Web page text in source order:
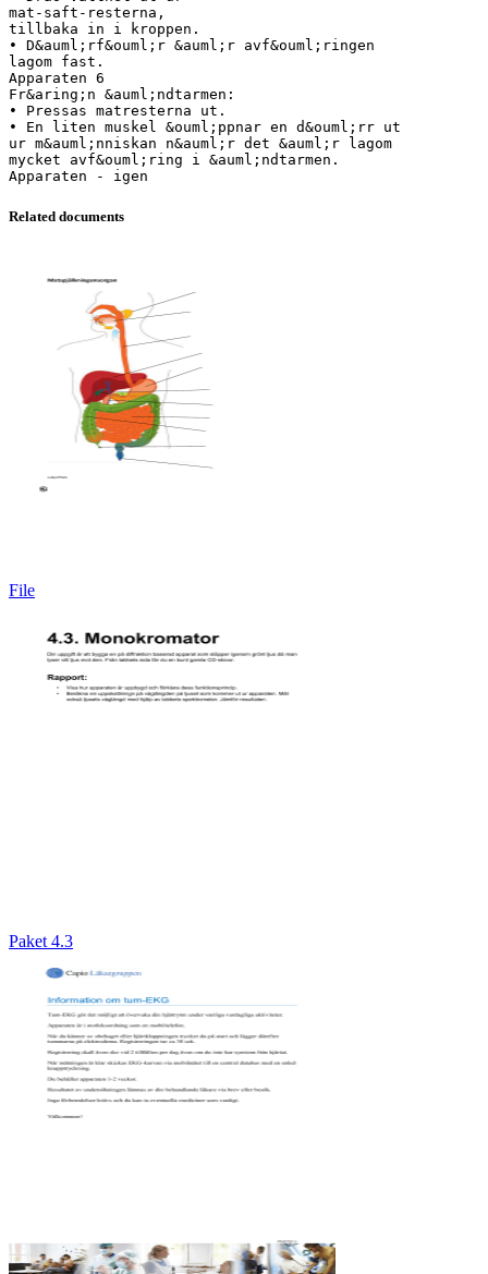
mat-saft-resterna,
tillbaka in i kroppen.
• D&auml;rf&ouml;r &auml;r avf&ouml;ringen
lagom fast.
Apparaten 6
Fr&aring;n &auml;ndtarmen:
• Pressas matresterna ut.
• En liten muskel &ouml;ppnar en d&ouml;rr ut
ur m&auml;nniskan n&auml;r det &auml;r lagom
mycket avf&ouml;ring i &auml;ndtarmen.
Related documents
File
Paket 4.3